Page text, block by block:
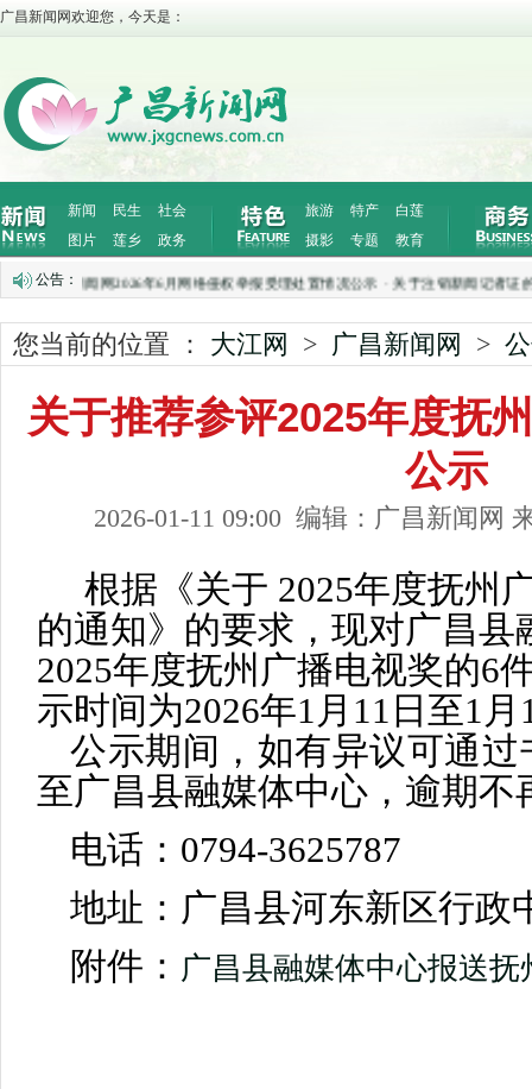
广昌新闻网欢迎您，今天是：
新闻 民生
社会
图片
莲乡 政务
旅游 特产
白莲
摄影
专题 教育
公告：
·广昌新闻网2026年6月网络侵权举报受理处置情况公示·关于注销新闻记者证的
您当前的位置 ： 大江网 > 广昌新闻网 >
关于推荐参评2025年度抚
公示
2026-01-11 09:00 编辑：广昌新闻网
根据《关于 2025年度抚州
的通知》的要求，现对广昌县
2025年度抚州 广播电视奖的6
示时间为2026年1月11 日至1月
公示期间，如有异议可通
至广昌县融媒体中心，逾期不
电话： 0794-3625787
地址： 广昌县河东新区行政
附件： 广昌县融媒体中心报送